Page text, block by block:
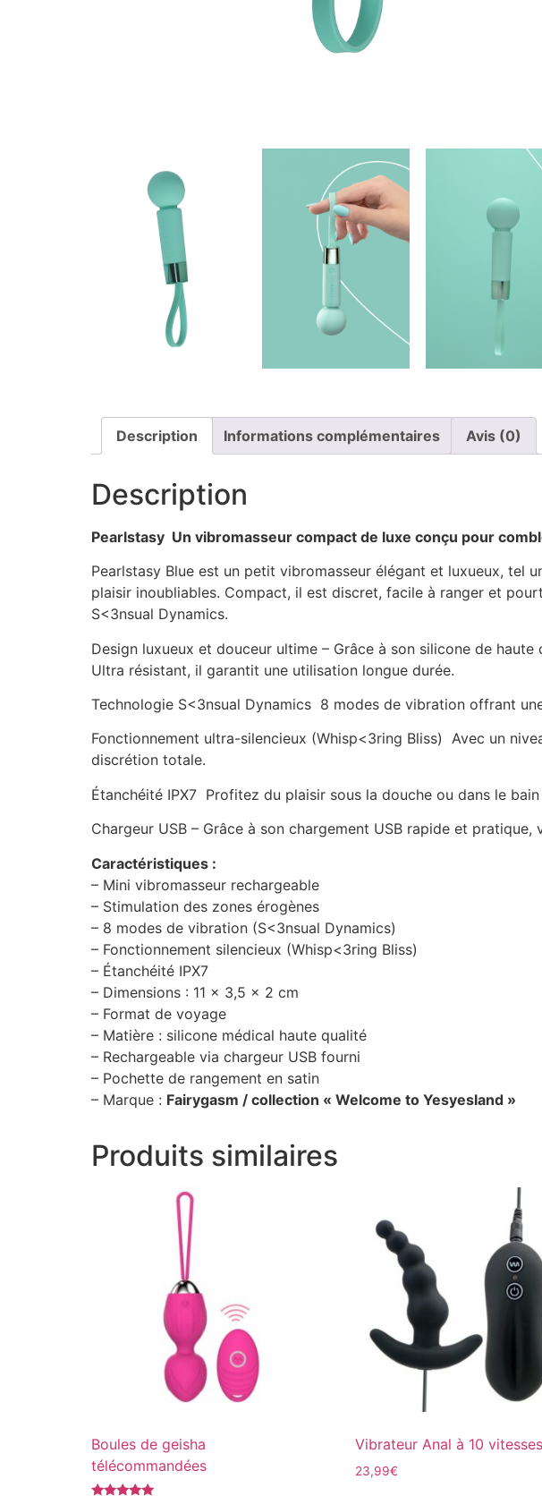
Description Informations complémentaires Avis (0)
Description
Pearlstasy  Un vibromasseur compact de luxe conçu pour
Pearlstasy Blue est un petit vibromasseur élégant et luxueux, tel
plaisir inoubliables. Compact, il est discret, facile à ranger et
S<3nsual Dynamics.
Design luxueux et douceur ultime – Grâce à son silicone de
Ultra résistant, il garantit une utilisation longue durée.
Technologie S<3nsual Dynamics  8 modes de vibration offrant
Fonctionnement ultra-silencieux (Whisp<3ring Bliss)  Avec un
discrétion totale.
Étanchéité IPX7  Profitez du plaisir sous la douche ou dans le
Chargeur USB – Grâce à son chargement USB rapide et
Caractéristiques :
– Mini vibromasseur rechargeable
– Stimulation des zones érogènes
– 8 modes de vibration (S<3nsual Dynamics)
– Fonctionnement silencieux (Whisp<3ring Bliss)
– Étanchéité IPX7
– Dimensions : 11 x 3,5 x 2 cm
– Format de voyage
– Matière : silicone médical haute qualité
– Rechargeable via chargeur USB fourni
– Pochette de rangement en satin
– Marque : Fairygasm / collection « Welcome to Yesyesland »
Produits similaires
Boules de geisha
télécommandées
Vibrateur Anal à 10 vitesses
23,99€